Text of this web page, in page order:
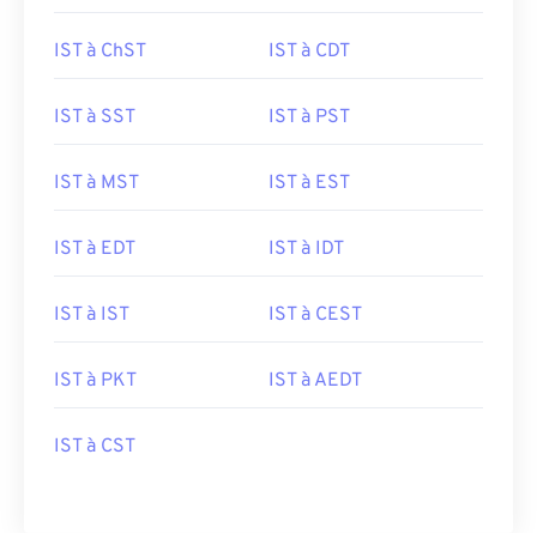
IST à ChST IST à CDT
IST à SST IST à PST
IST à MST IST à EST
IST à EDT IST à IDT
IST à IST IST à CEST
IST à PKT IST à AEDT
IST à CST